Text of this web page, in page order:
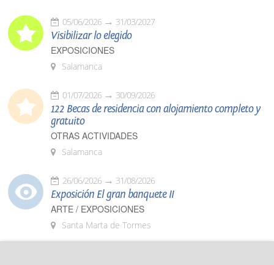
05/06/2026 31/03/2027
Visibilizar lo elegido
EXPOSICIONES
Salamanca
01/07/2026 30/09/2026
122 Becas de residencia con alojamiento completo y
gratuito
OTRAS ACTIVIDADES
Salamanca
26/06/2026 31/08/2026
Exposición El gran banquete II
ARTE / EXPOSICIONES
Santa Marta de Tormes